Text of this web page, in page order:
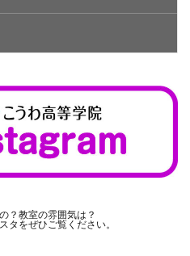
？教室の雰囲気は？
タをぜひご覧ください。